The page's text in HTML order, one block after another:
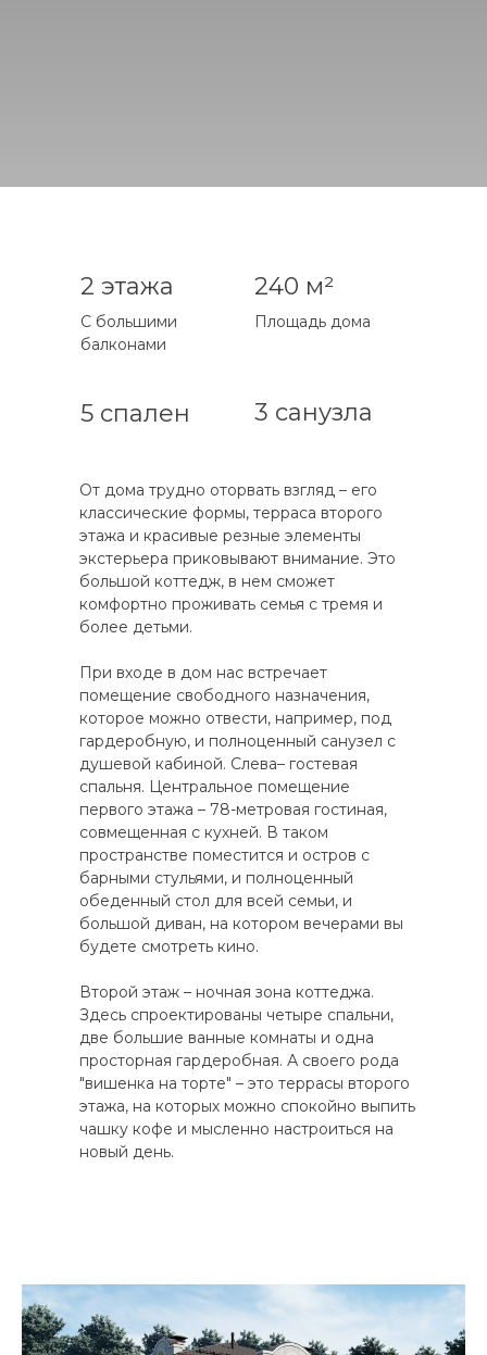
2 этажа 240 м²
Площадь дома
С большими
балконами
5 спален 3 санузла
От дома трудно оторвать взгляд – его
классические формы, терраса второго
этажа и красивые резные элементы
экстерьера приковывают внимание. Это
большой коттедж, в нем сможет
комфортно проживать семья с тремя и
более детьми.
При входе в дом нас встречает
помещение свободного назначения,
которое можно отвести, например, под
гардеробную, и полноценный санузел с
душевой кабиной. Слева– гостевая
спальня. Центральное помещение
первого этажа – 78-метровая гостиная,
совмещенная с кухней. В таком
пространстве поместится и остров с
барными стульями, и полноценный
обеденный стол для всей семьи, и
большой диван, на котором вечерами вы
будете смотреть кино.
Второй этаж – ночная зона коттеджа.
Здесь спроектированы четыре спальни,
две большие ванные комнаты и одна
просторная гардеробная. А своего рода
"вишенка на торте" – это террасы второго
этажа, на которых можно спокойно выпить
чашку кофе и мысленно настроиться на
новый день.